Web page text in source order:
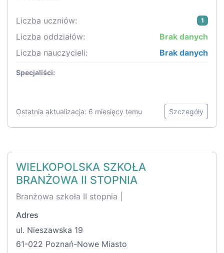
Liczba uczniów: 1
Liczba oddziałów:
Brak danych
Liczba nauczycieli:
Brak danych
Specjaliści:
Ostatnia aktualizacja: 6 miesięcy temu Szczegóły
WIELKOPOLSKA SZKOŁA
BRANŻOWA II STOPNIA
Branżowa szkoła II stopnia |
Adres
ul. Nieszawska 19
61-022 Poznań-Nowe Miasto